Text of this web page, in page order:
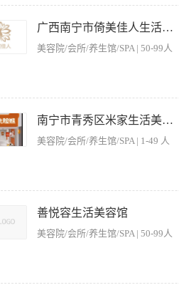
具、仪器的消毒与维护。 4、向客户普及科
合团队完成客户档案管理、服务记录及日常
作经验，能独立完成服务操作。 3、熟悉人
广西南宁市倚美佳人生活美容有限责任公司
美容院/会所/养生馆/SPA | 50-99人
况提供个性化护理建议，提升客户满意度
广，配合完成月度销售目标。 【岗位要求】
按摩技能。 3、具备良好的客户服务意识及
南宁市青秀区米家生活美容中心
美容院/会所/养生馆/SPA | 1-49 人
负责保管美容及按摩工具，对工具、美容用
求： 1、皮肤好，仪表大方，熟悉美容产品
耐心细致； 4、吃苦耐劳，爱岗敬业，良好
善悦容生活美容馆
美容院/会所/养生馆/SPA | 50-99人